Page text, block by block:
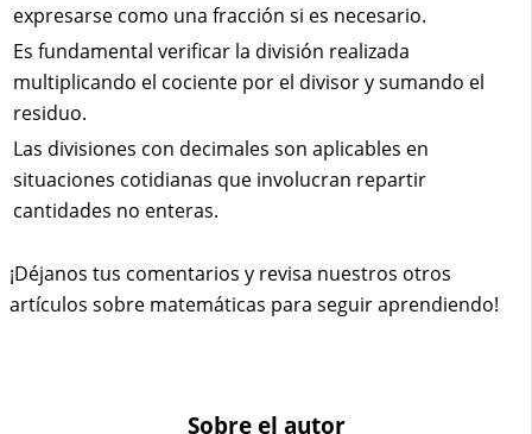
expresarse como una fracción si es necesario.
Es fundamental verificar la división realizada
multiplicando el cociente por el divisor y sumando el
residuo.
Las divisiones con decimales son aplicables en
situaciones cotidianas que involucran repartir
cantidades no enteras.
¡Déjanos tus comentarios y revisa nuestros otros
artículos sobre matemáticas para seguir aprendiendo!
Sobre el autor